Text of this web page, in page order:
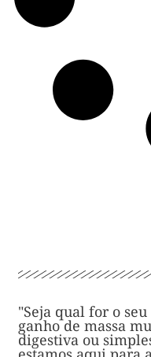
"Seja qual for o
ganho de massa
digestiva ou